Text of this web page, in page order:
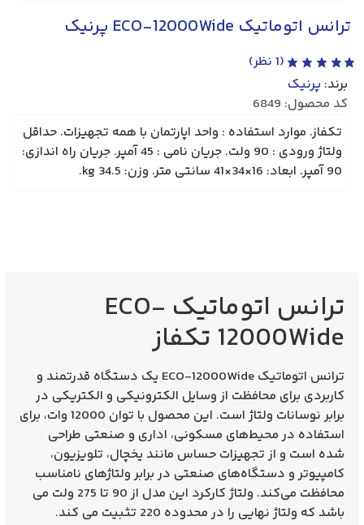
ترانس اتوماتیک ECO-12000Wide پرنیک
(
1 نظر)
برند: پرنیک
کد محصول: 6849
تکفاز. موارد استفاده : واحد اپارتمان با همه تجهیزات. حداقل
ولتاژ ورودی : 90 ولت. جریان نامی :‌ 45 آمپر. جریان راه اندازی:
90 آمپر. ابعاد: 16×34×41 سانتی متر. وزن: 34.5 kg.
ترانس اتوماتیک ECO-
12000Wide تکفاز
ترانس اتوماتیک ECO-12000Wide
یک دستگاه قدرتمند و
کاربردی برای محافظت از وسایل الکترونیکی و الکتریکی در
برابر نوسانات ولتاژ است. این محصول با توان 12000 وات، برای
استفاده در محیط‌های مسکونی، اداری و صنعتی طراحی
شده است و از تجهیزات حساس مانند یخچال، تلویزیون،
کامپیوتر و دستگاه‌های صنعتی در برابر ولتاژهای نامناسب
محافظت می‌کند.
ولتاژ کارکرد این مدل از 90 تا 275 ولت می
باشد که ولتاژ نهایی را در محدوده 220 تثبیت می کند.